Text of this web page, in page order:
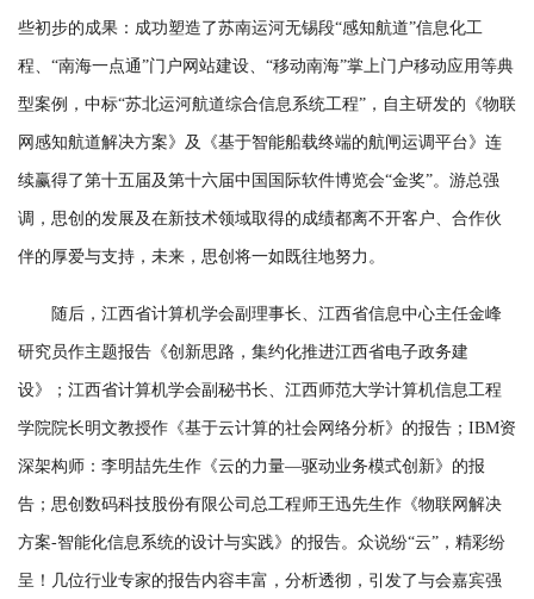
些初步的成果：成功塑造了苏南运河无锡段“感知航道”信息化工
程、“南海一点通”门户网站建设、“移动南海”掌上门户移动应用等典
型案例，中标“苏北运河航道综合信息系统工程”，自主研发的《物联
网感知航道解决方案》及《基于智能船载终端的航闸运调平台》连
续赢得了第十五届及第十六届中国国际软件博览会“金奖”。游总强
调，思创的发展及在新技术领域取得的成绩都离不开客户、合作伙
伴的厚爱与支持，未来，思创将一如既往地努力。
随后，江西省计算机学会副理事长、江西省信息中心主任金峰
研究员作主题报告《创新思路，集约化推进江西省电子政务建
设》；江西省计算机学会副秘书长、江西师范大学计算机信息工程
学院院长明文教授作《基于云计算的社会网络分析》的报告；IBM资
深架构师：李明喆先生作《云的力量—驱动业务模式创新》的报
告；思创数码科技股份有限公司总工程师王迅先生作《物联网解决
方案-智能化信息系统的设计与实践》的报告。众说纷“云”，精彩纷
呈！几位行业专家的报告内容丰富，分析透彻，引发了与会嘉宾强